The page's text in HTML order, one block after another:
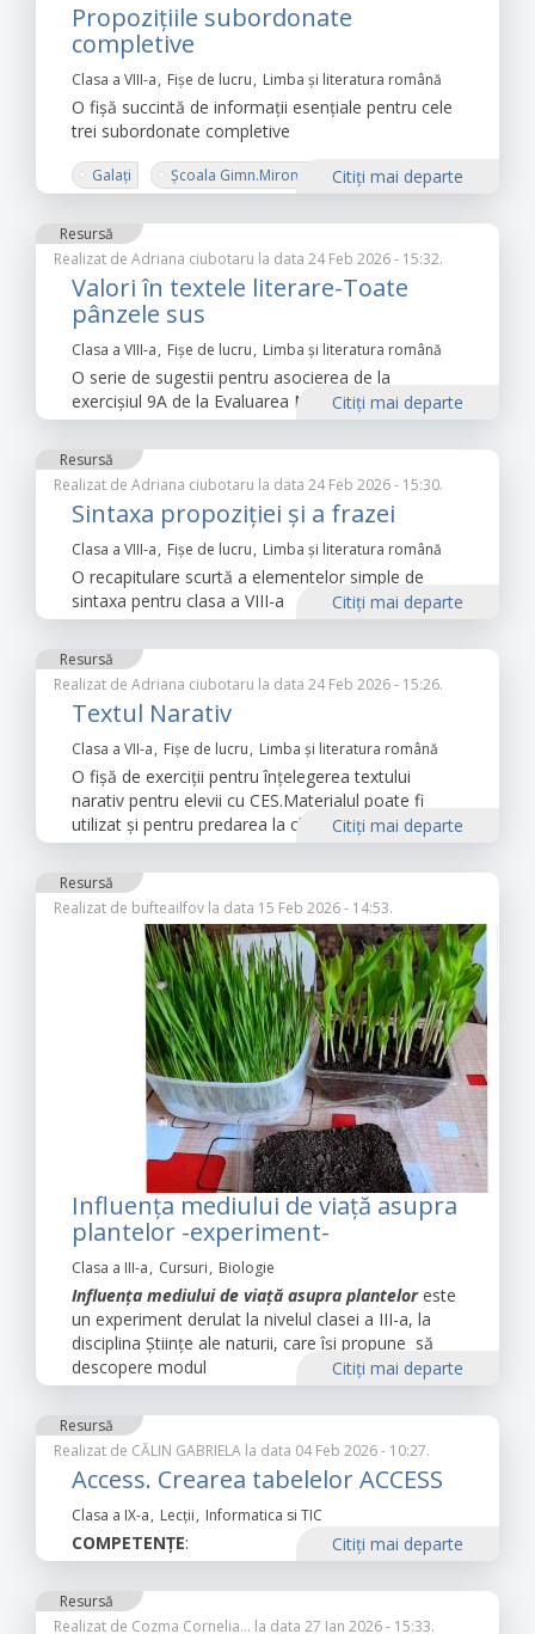
Propoziţiile subordonate
completive
Clasa a VIII-a Fișe de lucru Limba şi literatura română
O fişă succintă de informaţii esenţiale pentru cele
trei subordonate completive
Galaţi Şcoala Gimn.Miron CostinCitiţi mai departe
Resursă
Realizat de Adriana ciubotaru la data 24 Feb 2026 - 15:32.
Valori în textele literare-Toate
pânzele sus
Clasa a VIII-a Fișe de lucru Limba şi literatura română
O serie de sugestii pentru asocierea de la
exercişiul 9A de la Evaluarea NaţionalăCitiţi mai departe
Resursă
Realizat de Adriana ciubotaru la data 24 Feb 2026 - 15:30.
Sintaxa propoziţiei şi a frazei
Clasa a VIII-a Fișe de lucru Limba şi literatura română
O recapitulare scurtă a elementelor simple de
sintaxa pentru clasa a VIII-a
Citiţi mai departe
Resursă
Realizat de Adriana ciubotaru la data 24 Feb 2026 - 15:26.
Textul Narativ
Clasa a VII-a Fișe de lucru Limba şi literatura română
O fişă de exerciţii pentru înţelegerea textului
narativ pentru elevii cu CES.Materialul poate fi
utilizat şi pentru predarea la clasa.Citiţi mai departe
Resursă
Realizat de bufteailfov la data 15 Feb 2026 - 14:53.
Influența mediului de viață asupra
plantelor -experiment-
Clasa a III-a Cursuri Biologie
Influența mediului de viață asupra planteloreste
un experiment derulat la nivelul clasei a III-a, la
disciplina Științe ale naturii, care își propune să
descopere modul
Citiţi mai departe
Resursă
Realizat de CĂLIN GABRIELA la data 04 Feb 2026 - 10:27.
Access. Crearea tabelelor ACCESS
Clasa a IX-a Lecții Informatica si TIC
COMPETENȚE: Citiţi mai departe
Resursă
Realizat de Cozma Cornelia… la data 27 Ian 2026 - 15:33.